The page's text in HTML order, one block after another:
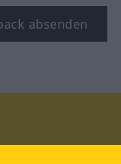
absenden